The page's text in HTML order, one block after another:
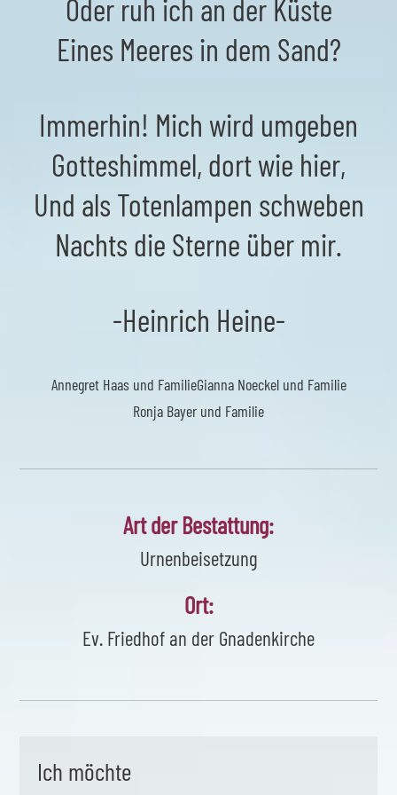
Oder ruh ich an der Küste
Eines Meeres in dem Sand?
Immerhin! Mich wird umgeben
Gotteshimmel, dort wie hier,
Und als Totenlampen schweben
Nachts die Sterne über mir.
-Heinrich Heine-
Annegret Haas und FamilieGianna Noeckel und Familie
Ronja Bayer und Familie
Art der Bestattung:
Urnenbeisetzung
Ort:
Ev. Friedhof an der Gnadenkirche
Ich möchte